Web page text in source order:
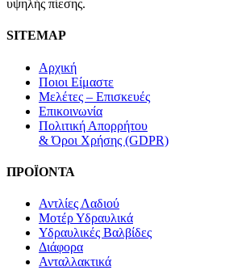
υψηλής πίεσης.
SITEMAP
Αρχική
Ποιοι Είμαστε
Μελέτες – Επισκευές
Επικοινωνία
Πολιτική Απορρήτου
& Όροι Χρήσης (GDPR)
ΠΡΟΪΟΝΤΑ
Αντλίες Λαδιού
Μοτέρ Υδραυλικά
Υδραυλικές Βαλβίδες
Διάφορα
Ανταλλακτικά